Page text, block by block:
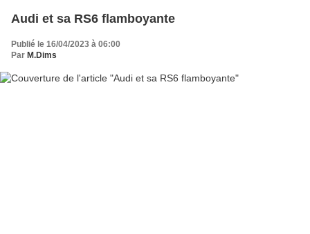
Audi et sa RS6 flamboyante
Publié le 16/04/2023 à 06:00
Par M.Dims